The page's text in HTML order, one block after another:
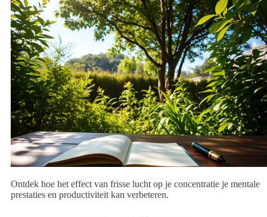
Ontdek hoe het effect van frisse lucht op je concentratie je mentale
prestaties en productiviteit kan verbeteren.